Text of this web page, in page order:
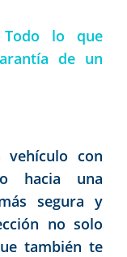
Todo lo que
de un
con
hacia una
segura y
no solo
también te